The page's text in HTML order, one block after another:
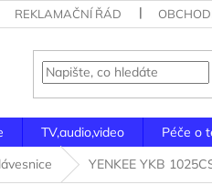
REKLAMAČNÍ ŘÁD
TV,audio,video Péče o
YENKEE YKB